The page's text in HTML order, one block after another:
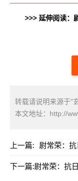
>>> 延伸阅读：
转载请说明来源于"
本文地址： http://
上一篇: 尉常荣：抗
下一篇:尉常荣：抗